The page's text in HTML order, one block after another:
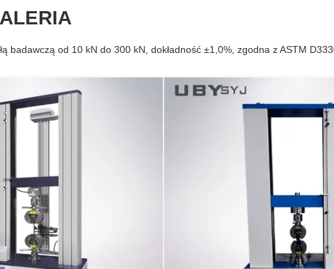
badawczą od 10 kN do 300 kN, dokładność ±1,0%, zgodna z ASTM